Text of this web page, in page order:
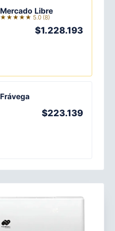
Mercado Libre
★★★★★ 5.0 (8)
$1.228.193
Frávega
$223.139